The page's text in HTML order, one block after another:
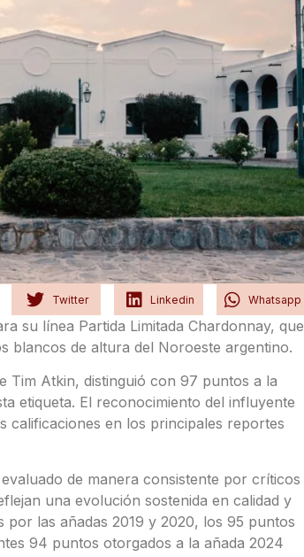
Twitter Linkedin Whatsapp
su línea Partida Limitada Chardonnay, que
blancos de altura del Noroeste argentino.
Tim Atkin, distinguió con 97 puntos a la
etiqueta. El reconocimiento del influyente
calificaciones en los principales reportes
de manera consistente por críticos
una evolución sostenida en calidad y
las añadas 2019 y 2020, los 95 puntos
94 puntos otorgados a la añada 2024